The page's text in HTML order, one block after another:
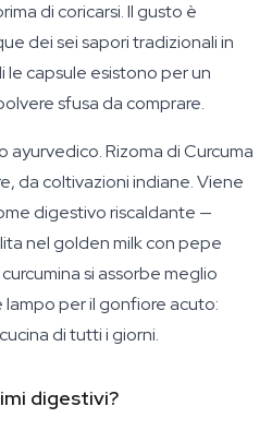
di coricarsi. Il gusto è
dei sei sapori tradizionali in
le capsule esistono per un
sfusa da comprare.
ayurvedico. Rizoma di Curcuma
da coltivazioni indiane. Viene
digestivo riscaldante —
nel golden milk con pepe
si assorbe meglio
lampo per il gonfiore acuto:
di tutti i giorni.
digestivi?